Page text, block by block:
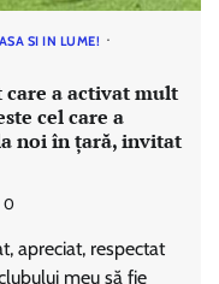
SI IN LUME!
a activat mult
cel care a
noi în țară, invitat
0
apreciat, respectat
meu să fie